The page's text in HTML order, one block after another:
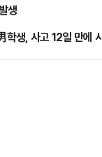
생
학생, 사고 12일 만에